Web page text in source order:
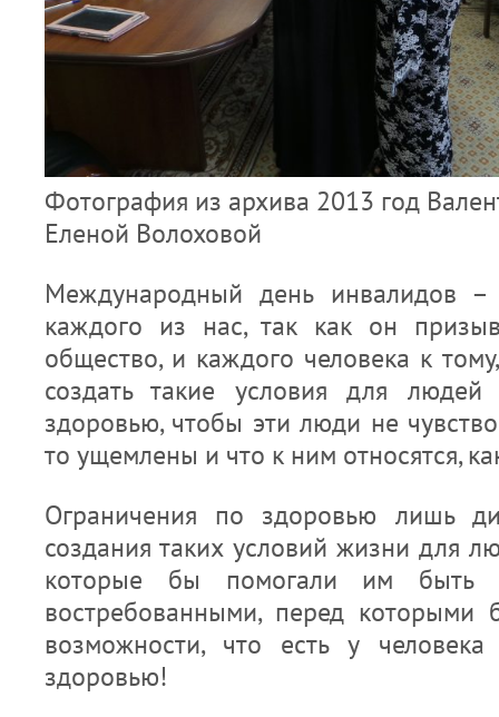
Фотография из архива 2013 год
Еленой Волоховой
Международный день инвалидов
каждого из нас, так как он
общество, и каждого человека к
создать такие условия для
здоровью, чтобы эти люди не
то ущемлены и что к ним относятся,
Ограничения по здоровью лишь
создания таких условий жизни для
которые бы помогали им быть
востребованными, перед
возможности, что есть у
здоровью!